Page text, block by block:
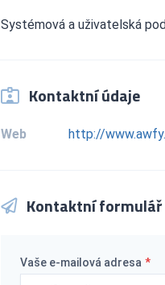
Systémová a uživatelská
Kontaktní údaje
Web http://
Kontaktní formulář
Vaše e-mailová adresa *